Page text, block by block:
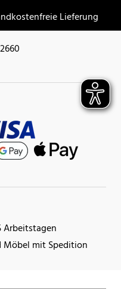
Lieferung
Arbeitstagen
Möbel mit Spedition